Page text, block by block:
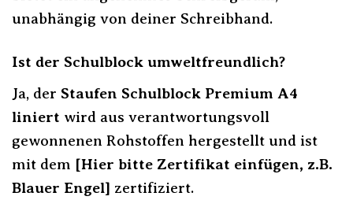
unabhängig von deiner Schreibhand.
Ist der Schulblock umweltfreundlich?
Ja, der Staufen Schulblock Premium A4
liniert wird aus verantwortungsvoll
gewonnenen Rohstoffen hergestellt und ist
mit dem [Hier bitte Zertifikat einfügen, z.B.
Blauer Engel] zertifiziert.